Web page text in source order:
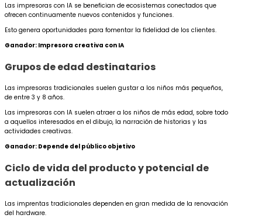
Las impresoras con IA se benefician de ecosistemas conectados que
ofrecen continuamente nuevos contenidos y funciones.
Esto genera oportunidades para fomentar la fidelidad de los clientes.
Ganador: Impresora creativa con IA
Grupos de edad destinatarios
Las impresoras tradicionales suelen gustar a los niños más pequeños,
de entre 3 y 8 años.
Las impresoras con IA suelen atraer a los niños de más edad, sobre todo
a aquellos interesados en el dibujo, la narración de historias y las
actividades creativas.
Ganador: Depende del público objetivo
Ciclo de vida del producto y potencial de
actualización
Las imprentas tradicionales dependen en gran medida de la renovación
del hardware.